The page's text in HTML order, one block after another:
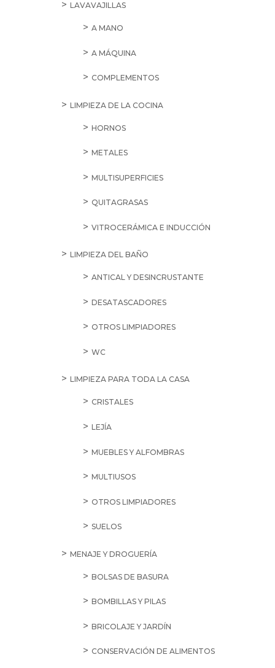
LAVAVAJILLAS
A MANO
A MÁQUINA
COMPLEMENTOS
LIMPIEZA DE LA COCINA
HORNOS
METALES
MULTISUPERFICIES
QUITAGRASAS
VITROCERÁMICA E INDUCCIÓN
LIMPIEZA DEL BAÑO
ANTICAL Y DESINCRUSTANTE
DESATASCADORES
OTROS LIMPIADORES
WC
LIMPIEZA PARA TODA LA CASA
CRISTALES
LEJÍA
MUEBLES Y ALFOMBRAS
MULTIUSOS
OTROS LIMPIADORES
SUELOS
MENAJE Y DROGUERÍA
BOLSAS DE BASURA
BOMBILLAS Y PILAS
BRICOLAJE Y JARDÍN
CONSERVACIÓN DE ALIMENTOS